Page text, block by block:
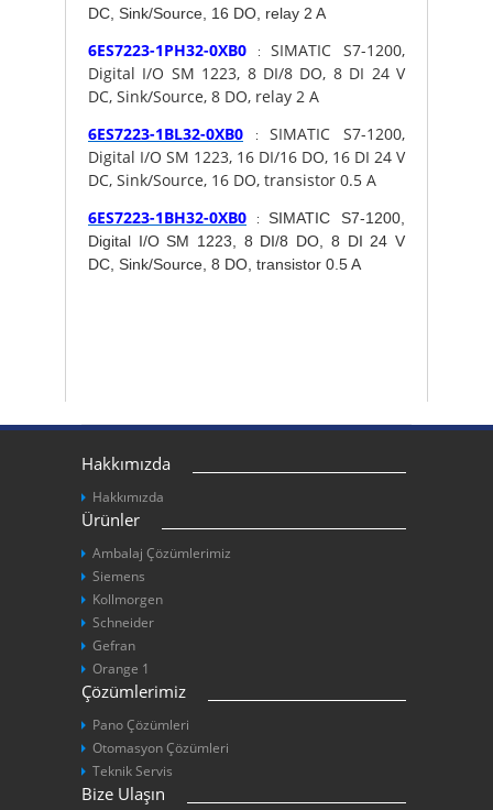
DC, Sink/Source, 16 DO, relay 2 A
6ES7223-1PH32-0XB0 :SIMATIC S7-1200,
Digital I/O SM 1223, 8 DI/8 DO, 8 DI 24 V
DC, Sink/Source, 8 DO, relay 2 A
6ES7223-1BL32-0XB0 :SIMATIC S7-1200,
Digital I/O SM 1223, 16 DI/16 DO, 16 DI 24 V
DC, Sink/Source, 16 DO, transistor 0.5 A
6ES7223-1BH32-0XB0 :SIMATIC S7-1200,
Digital I/O SM 1223, 8 DI/8 DO, 8 DI 24 V
DC, Sink/Source, 8 DO, transistor 0.5 A
Hakkımızda
Hakkımızda
Ürünler
Ambalaj Çözümlerimiz
Siemens
Kollmorgen
Schneider
Gefran
Orange 1
Çözümlerimiz
Pano Çözümleri
Otomasyon Çözümleri
Teknik Servis
Bize Ulaşın